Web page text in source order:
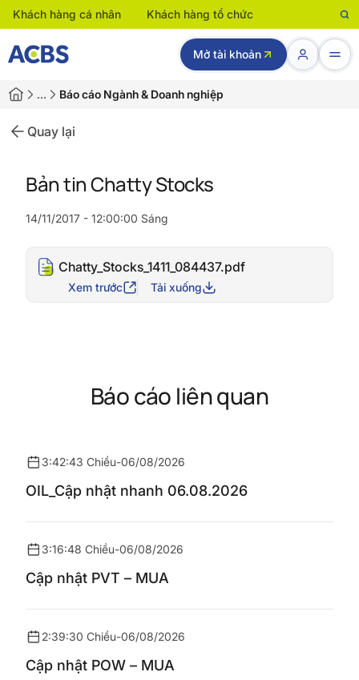
Khách hàng cá nhân Khách hàng tổ chức
Mở tài khoản
… Báo cáo Ngành & Doanh nghiệp
Quay lại
Bản tin Chatty Stocks
14/11/2017 - 12:00:00 Sáng
Chatty_Stocks_1411_084437.pdf
Xem trước Tải xuống
Báo cáo liên quan
3:42:43 Chiều-06/08/2026
OIL_Cập nhật nhanh 06.08.2026
3:16:48 Chiều-06/08/2026
Cập nhật PVT – MUA
2:39:30 Chiều-06/08/2026
Cập nhật POW – MUA